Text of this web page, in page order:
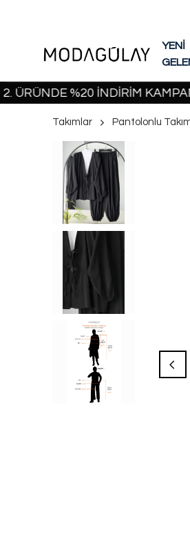
YENİ
%20 İNDİRİM KAMPANYASI
Takımlar Pantolonlu